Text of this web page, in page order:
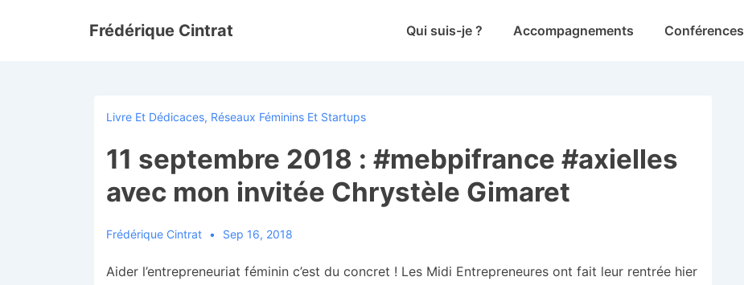
Frédérique Cintrat
MainQui suis-je ? Accompagnements Conférences
Livre Et Dédicaces, Réseaux Féminins Et Startups
11 septembre 2018 : #mebpifrance #axielles
avec mon invitée Chrystèle Gimaret
Frédérique Cintrat Sep 16, 2018
Aider l’entrepreneuriat féminin c’est du concret ! Les Midi Entrepreneures ont fait leur rentrée hier